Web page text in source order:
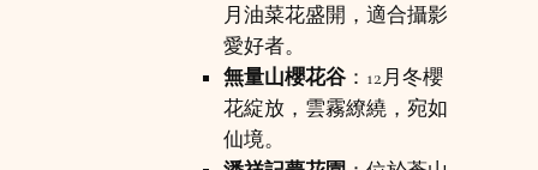
月油菜花盛開，適合攝影
愛好者。
無量山櫻花谷 ：12月冬櫻
花綻放，雲霧繚繞，宛如
仙境。